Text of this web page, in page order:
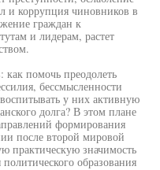
и коррупция чиновников в
граждан к
и лидерам, растет
как помочь преодолеть
бессмысленности
у них активную
долга? В этом плане
формирования
после второй мировой
практическую значимость
образования